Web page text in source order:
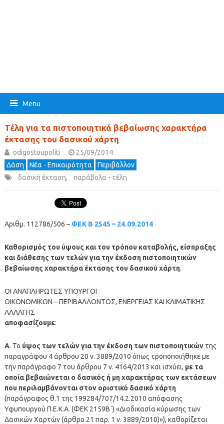
Menu
Τέλη για τα πιστοποιητικά βεβαίωσης χαρακτήρα
έκτασης του δασικού χάρτη
odigostoupoliti
25/09/2014
Δάση
Νέα - Επικαιρότητα
Περιβάλλον
δασική έκταση, παράβολα - τέλη
Αριθμ. 112786/506 – ΦΕΚ Β 2545 – 24.09.2014
Καθορισμός του ύψους και του τρόπου καταβολής, είσπραξης
και διάθεσης των τελών για την έκδοση πιστοποιητικών
βεβαίωσης χαρακτήρα έκτασης του δασικού χάρτη.
ΟΙ ΑΝΑΠΛΗΡΩΤΕΣ ΥΠΟΥΡΓΟΙ
ΟΙΚΟΝΟΜΙΚΩΝ – ΠΕΡΙΒΑΛΛΟΝΤΟΣ, ΕΝΕΡΓΕΙΑΣ ΚΑΙ ΚΛΙΜΑΤΙΚΗΣ
ΑΛΛΑΓΗΣ
αποφασίζουμε:
Α. Το ύψος των τελών για την έκδοση των πιστοποιητικώντης
παραγράφου 4 άρθρου 20 ν. 3889/2010 όπως τροποποιήθηκε με
την παράγραφο 7 του άρθρου 7 ν. 4164/2013 και ισχύει, με τα
οποία βεβαιώνεται ο δασικός ή μη χαρακτήρας των εκτάσεων
που περιλαμβάνονται στον οριστικό δασικό χάρτη
(παράγραφος θ.1 της 199284/707/14.2.2010 απόφασης
Υφυπουργού Π.Ε.Κ.Α. (ΦΕΚ 2159Β΄) «Διαδικασία κύρωσης των
Δασικών Χαρτών (άρθρο 21 παρ. 1 ν. 3889/2010)»), καθορίζεται